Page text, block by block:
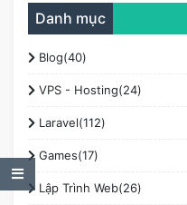
Table of Contents
1. MEROS LANGUAGE
2. KOKUSHO JAPANESE
LANGUAGE CENTER - 青山国
4. SHINJUKU JAPANESE
本語学院
6. TIJ TOKYO JAPANESE
修所
Danh mục
Blog(40)
VPS - Hosting(24)
Laravel(112)
Games(17)
Lập Trình Web(26)